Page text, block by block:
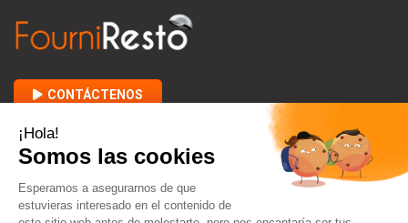
CONTÁCTENOS
ACERCA DE FOURNIRESTO 
ENTRE USTED Y NOSOTROS